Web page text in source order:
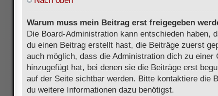
Warum muss mein Beitrag erst freigegeben
Die Board-Administration kann entschieden haben,
du einen Beitrag erstellt hast, die Beiträge zuerst
auch möglich, dass die Administration dich zu einer
hinzugefügt hat, bei denen sie die Beiträge erst
auf der Seite sichtbar werden. Bitte kontaktiere die
du weitere Informationen dazu benötigst.